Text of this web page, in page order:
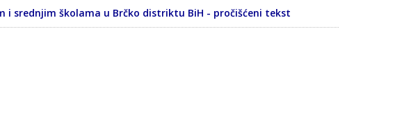
i srednjim školama u Brčko distriktu BiH - pročišćeni tekst